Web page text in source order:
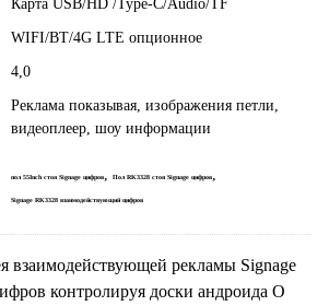
Карта USB/HD /Type-C/Audio/TF
WIFI/BT/4G LTE опционное
4,0
Реклама показывая, изображения петли,
видеоплеер, шоу информации
пол 55Inch стоя Signage цифров, Пол RK3328 стоя Signage цифров,
Signage RK3328 взаимодействующий цифров
взаимодействующей рекламы Signage
контролируя доски андроида О